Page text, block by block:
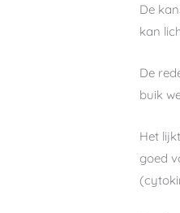
De
kan
De
buik
Het
goed